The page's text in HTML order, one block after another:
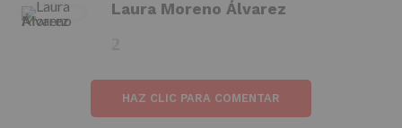
Laura Moreno Álvarez
HAZ CLIC PARA COMENTAR